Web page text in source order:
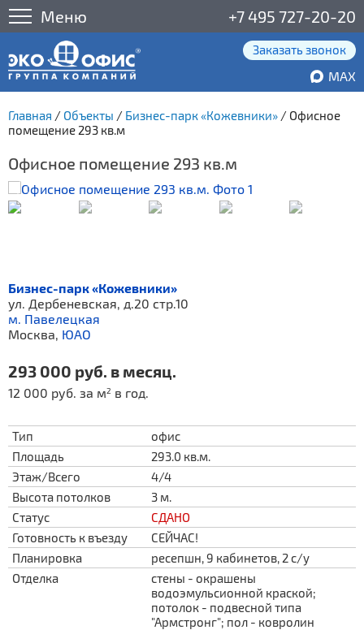
Меню +7 495 727-20-20
Заказать звонок
MAX
Главная / Объекты / Бизнес-парк «Кожевники» / Офисное
помещение 293 кв.м
Офисное помещение 293 кв.м
Бизнес-парк «Кожевники»
ул. Дербеневская, д.20 стр.10
м. Павелецкая
Москва, ЮАО
293 000 руб. в месяц.
12 000 руб. за м2 в год.
Тип
офис
Площадь
293.0 кв.м.
Этаж/Всего
4/4
Высота потолков
3 м.
Статус
СДАНО
Готовность к въезду
СЕЙЧАС!
Планировка
ресепшн, 9 кабинетов, 2 с/у
Отделка
стены - окрашены
водоэмульсионной краской;
потолок - подвесной типа
"Армстронг"; пол - ковролин